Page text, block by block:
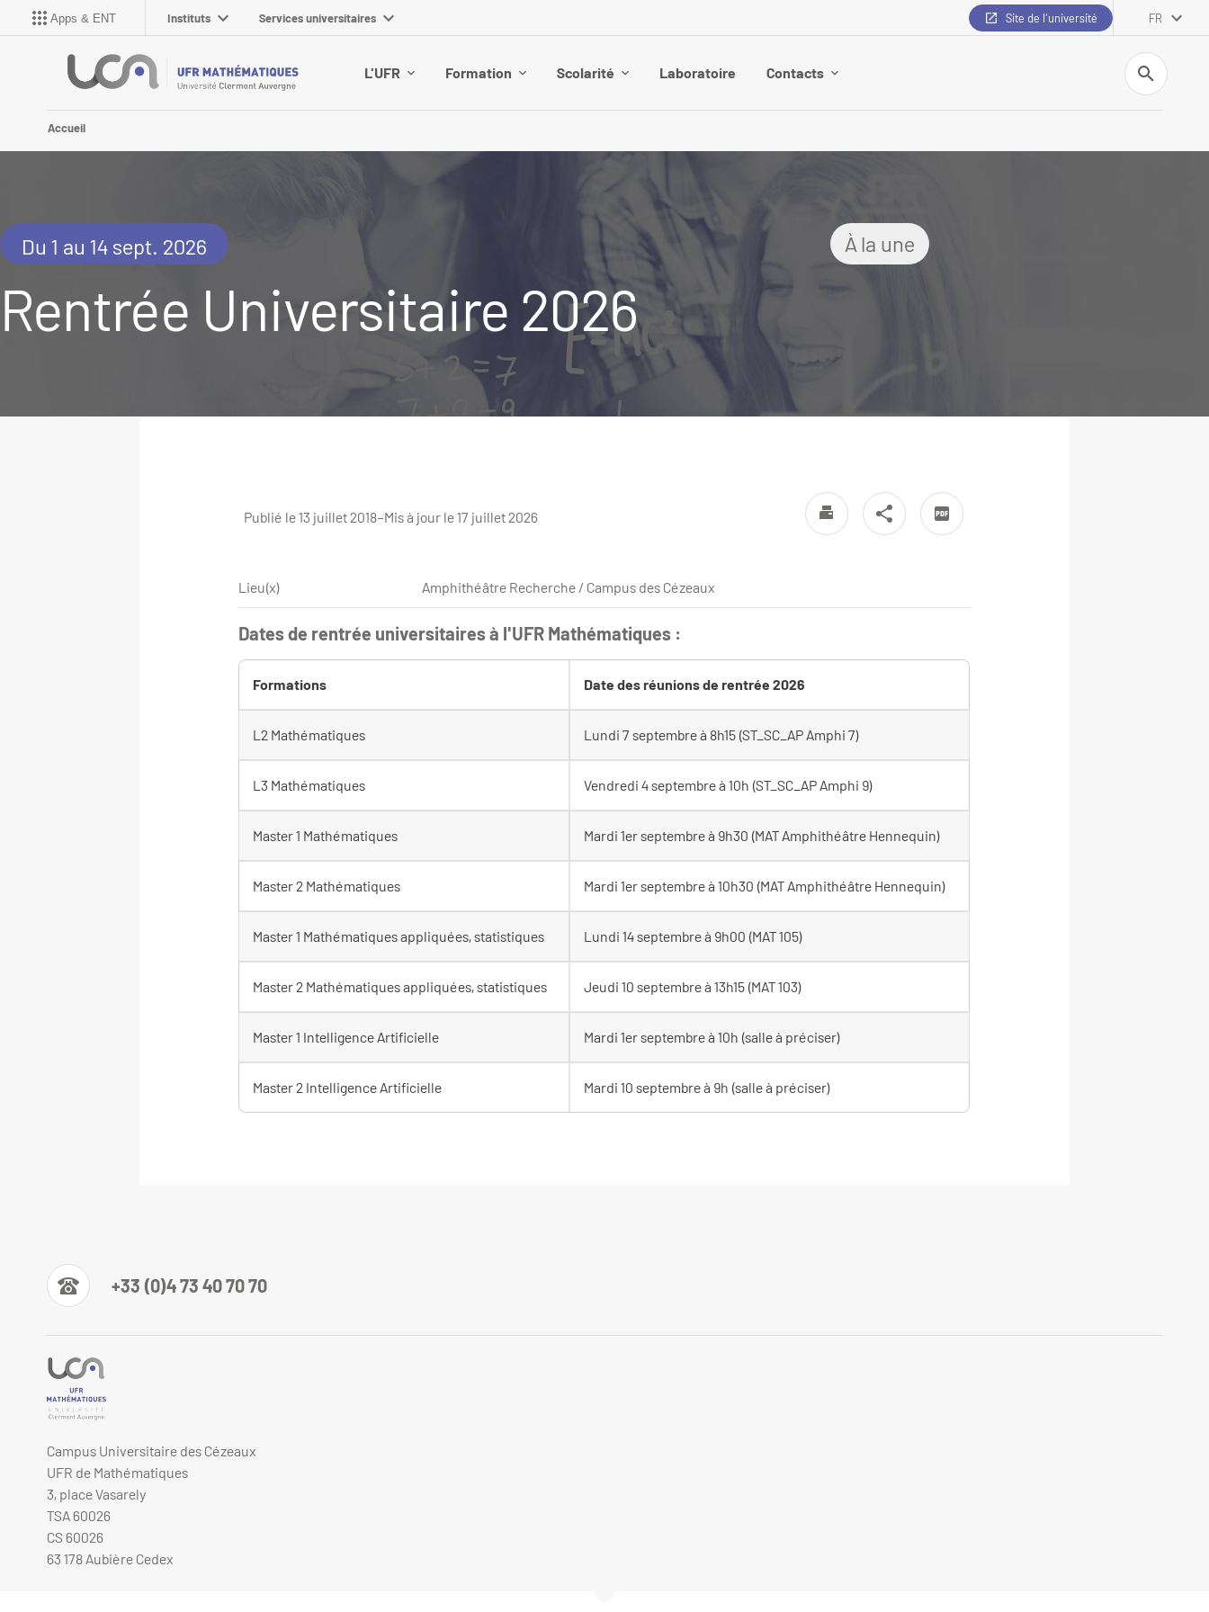
Apps & ENT Instituts Services universitaires Site de l'université FR
L'UFR Formation Scolarité Laboratoire Contacts
Recherche
Accueil
Du 1 au 14 sept. 2026 À la une
Rentrée Universitaire 2026
Publié le 13 juillet 2018–Mis à jour le 17 juillet 2026
Lieu(x) Amphithéâtre Recherche / Campus des Cézeaux
Dates de rentrée universitaires à l'UFR Mathématiques :
Formations Date des réunions de rentrée 2026
L2 Mathématiques Lundi 7 septembre à 8h15 (ST_SC_AP Amphi 7)
L3 Mathématiques Vendredi 4 septembre à 10h (ST_SC_AP Amphi 9)
Master 1 Mathématiques Mardi 1er septembre à 9h30 (MAT Amphithéâtre Hennequin)
Master 2 Mathématiques Mardi 1er septembre à 10h30 (MAT Amphithéâtre Hennequin)
Master 1 Mathématiques appliquées, statistiques Lundi 14 septembre à 9h00 (MAT 105)
Master 2 Mathématiques appliquées, statistiques Jeudi 10 septembre à 13h15 (MAT 103)
Master 1 Intelligence Artificielle Mardi 1er septembre à 10h (salle à préciser)
Master 2 Intelligence Artificielle Mardi 10 septembre à 9h (salle à préciser)
+33 (0)4 73 40 70 70
Campus Universitaire des Cézeaux
UFR de Mathématiques
3, place Vasarely
TSA 60026
CS 60026
63 178 Aubière Cedex